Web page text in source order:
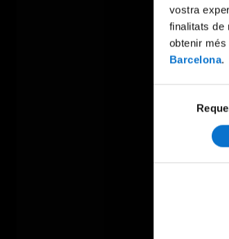
vostra
finalitats de
obtenir
Barcelona.